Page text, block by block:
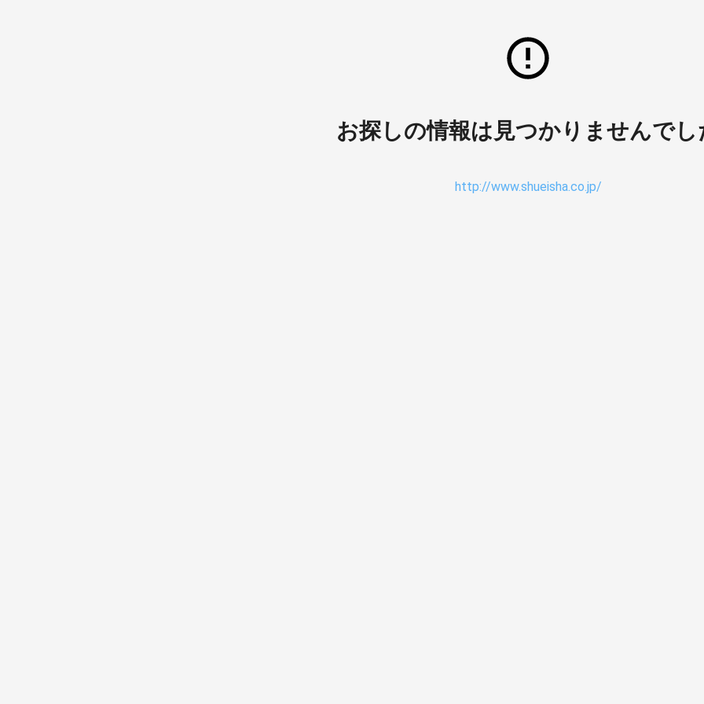
お探しの情報は見つかりませんでし
http://www.shueisha.co.jp/